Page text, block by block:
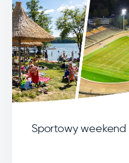
Sportowy weekend